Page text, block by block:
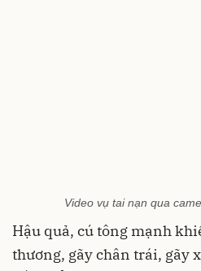
Video vụ tai nạn qua
Hậu quả, cú tông mạnh
thương, gãy chân trái, gãy